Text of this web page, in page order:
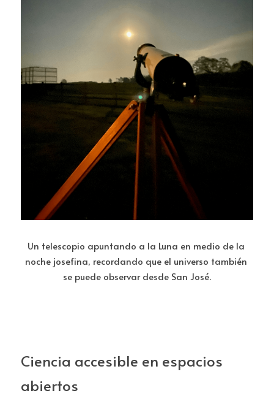
Un telescopio apuntando a la Luna en medio de la
noche josefina, recordando que el universo también
se puede observar desde San José.
Ciencia accesible en espacios
abiertos